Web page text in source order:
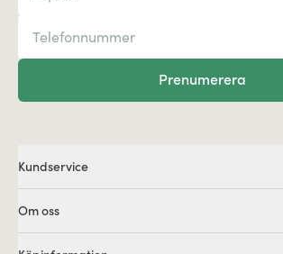
Prenumerera
Kundservice
Om oss